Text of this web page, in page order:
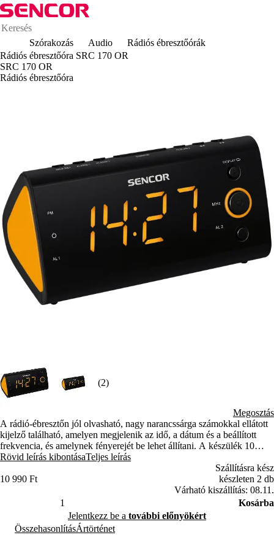
Szórakozás Audio
Rádiós ébresztőórák
Rádiós ébresztőóra SRC 170 OR
SRC 170 OR
Rádiós ébresztőóra
(2)
Megosztás
A rádió-ébresztőn jól olvasható, nagy narancssárga számokkal ellátott
kijelző található, amelyen megjelenik az idő, a dátum és a beállított
frekvencia, és amelynek fényerejét be lehet állítani. A készülék 10
előre beállított csatornával rendelkező digitális PLL FM-tunerrel van
felszerelve. A kényelmet a hétvégi funkcióval ellátott kettős ébresztő,
az ismételt ébresztés lehetősége és a Sleep funkció biztosítja.
Rövid leírás kibontásaTeljes leírás
10 990 Ft
Szállításra kész
készleten 2 db
Várható kiszállítás: 08.11.
Kosárba
Jelentkezz be a további előnyökért
ÖsszehasonlításÁrtörténet